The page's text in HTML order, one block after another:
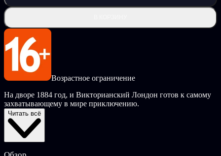
Возрастное ограничение
На дворе 1884 год, и Викторианский Лондон готов к самому
захватывающему в мире приключению.
Отчасти повесть, отчасти мультфильм, а порой и квест с
головоломками — «Безрадостные невзгоды»
Читать всё